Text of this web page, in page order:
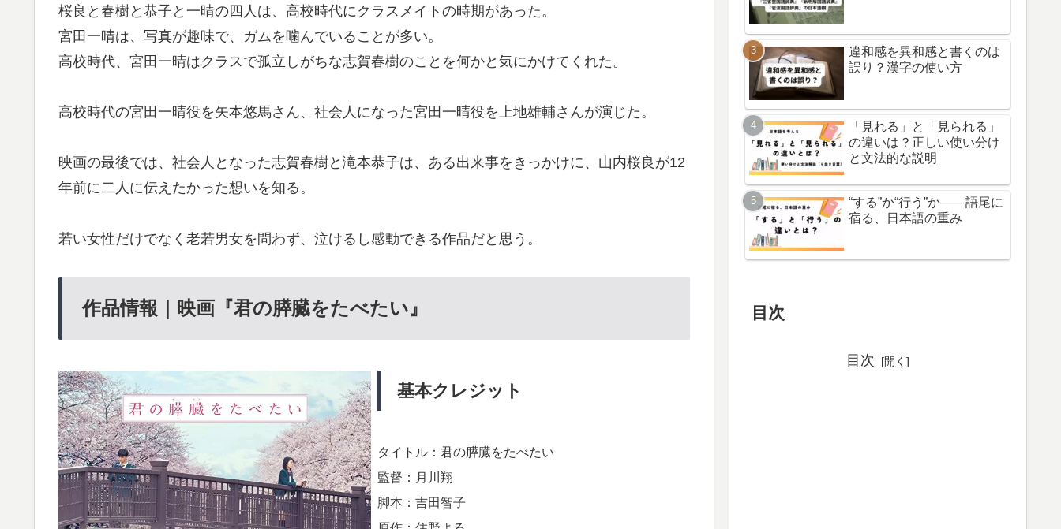
桜良と春樹と恭子と一晴の四人は、高校時代にクラスメイトの時期があった。
宮田一晴は、写真が趣味で、ガムを噛んでいることが多い。
高校時代、宮田一晴はクラスで孤立しがちな志賀春樹のことを何かと気にかけてくれた。
高校時代の宮田一晴役を矢本悠馬さん、社会人になった宮田一晴役を上地雄輔さんが演じた。
映画の最後では、社会人となった志賀春樹と滝本恭子は、ある出来事をきっかけに、山内桜良が12
年前に二人に伝えたかった想いを知る。
若い女性だけでなく老若男女を問わず、泣けるし感動できる作品だと思う。
作品情報｜映画『君の膵臓をたべたい』
基本クレジット
タイトル：君の膵臓をたべたい
監督：月川翔
脚本：吉田智子
違和感を異和感と書くのは
誤り？漢字の使い方
「見れる」と「見られる」
の違いは？正しい使い分け
と文法的な説明
“する”か“行う”か――語尾に
宿る、日本語の重み
目次
目次